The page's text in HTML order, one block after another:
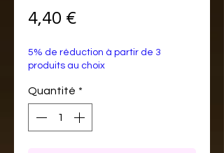
4,40 €
5% de réduction à partir de 3
produits au choix
Quantité *